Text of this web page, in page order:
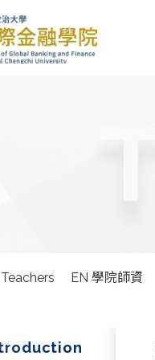
Teachers EN 學院師資